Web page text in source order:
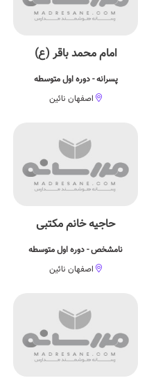
امام محمد باقر (ع)
پسرانه - دوره اول متوسطه
اصفهان نائین
حاجيه خانم مکتبی
نامشخص - دوره اول متوسطه
اصفهان نائین